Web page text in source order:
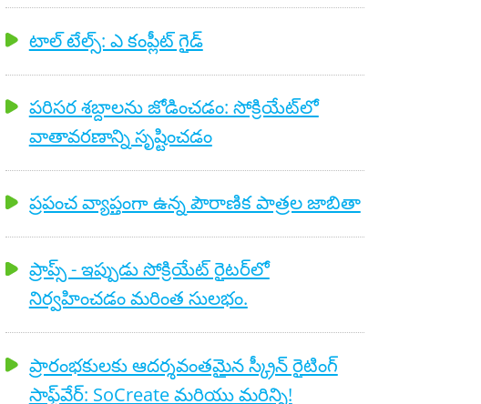
టాల్ టేల్స్: ఎ కంప్లీట్ గైడ్
పరిసర శబ్దాలను జోడించడం: సోక్రియేట్‌లో
వాతావరణాన్ని సృష్టించడం
ప్రపంచ వ్యాప్తంగా ఉన్న పౌరాణిక పాత్రల జాబితా
ప్రాప్స్ - ఇప్పుడు సోక్రియేట్ రైటర్‌లో
నిర్వహించడం మరింత సులభం.
ప్రారంభకులకు ఆదర్శవంతమైన స్క్రీన్ రైటింగ్
సాఫ్ట్‌వేర్: SoCreate మరియు మరిన్ని!